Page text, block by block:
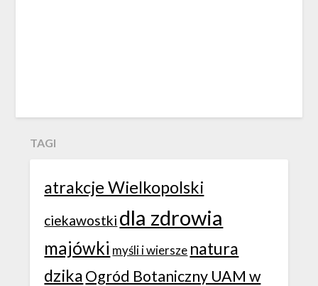
TAGI
atrakcje Wielkopolski
ciekawostki dla zdrowia
majówki myśli i wiersze natura
dzikaOgród Botaniczny UAM w